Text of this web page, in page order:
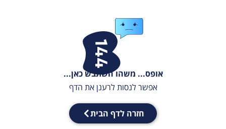
אופס... משהו השתבש כאן...
אפשר לנסות לרענן את הדף
חזרה לדף הבית